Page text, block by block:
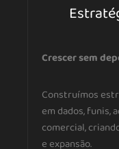
Crescer sem
Construímos
em dados, funis,
comercial,
e expansão.